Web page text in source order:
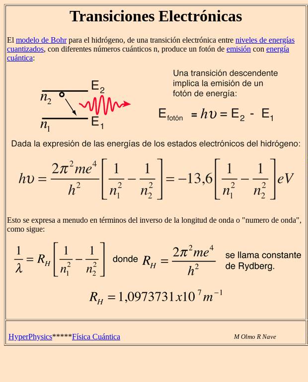
Transiciones Electrónicas
El modelo de Bohrpara el hidrógeno, de una transición electrónica entre niveles de energías
cuantizados, con diferentes números cuánticos n, produce un fotón de emisión con energía
cuántica:
Esto se expresa a menudo en términos del inverso de la longitud de onda o "numero de onda",
como sigue:
HyperPhysics*****Física Cuántica M Olmo R Nave